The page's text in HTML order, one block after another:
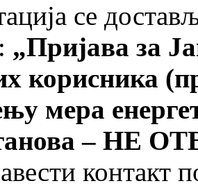
се
„Пријава за
корисника
мера
– НЕ
контакт